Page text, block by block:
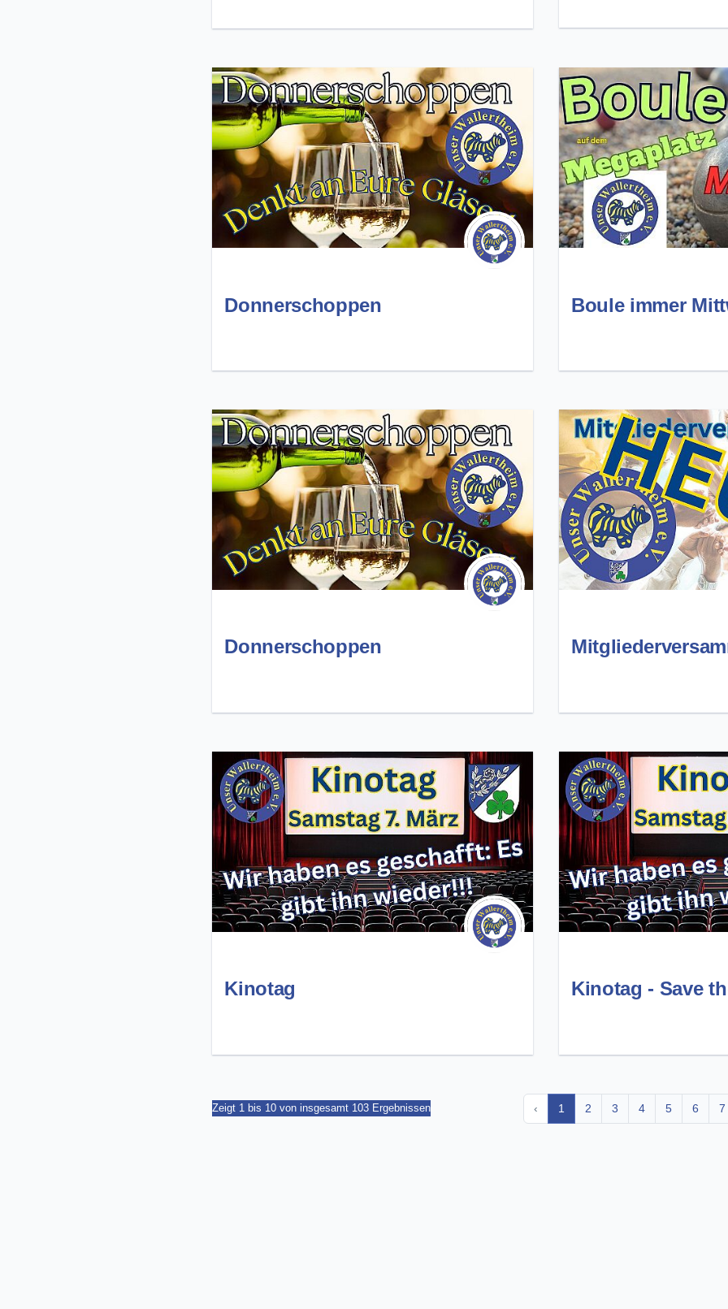
Donnerschoppen Boule immer
Donnerschoppen
Kinotag Kinotag - Save
Zeigt 1 bis 10 von insgesamt 103 Ergebnissen ‹ 1 2 3 4 5 6 7